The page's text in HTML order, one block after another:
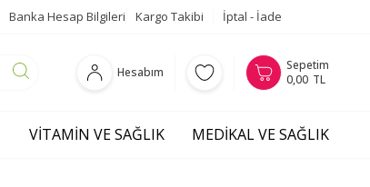
Banka Hesap Bilgileri Kargo Takibi İptal - İade
Hesabım
Sepetim
0,00 TL
VITAMIN VE SAĞLIK MEDIKAL VE SAĞLIK